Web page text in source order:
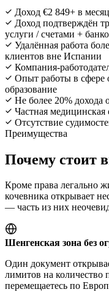
Доход €2 849+ в
Доход подтверждён
услуги / счетами +
Удалённая работа
клиентов вне Испании
Компания-
Опыт работы в
образование
Не более 20% дохода
Частная
Отсутствие
Преимущества
Почему стоит
Кроме права легально
кочевника открывает
— часть из них
Шенгенская зона без
Один документ
лимитов на
перемещаетесь по